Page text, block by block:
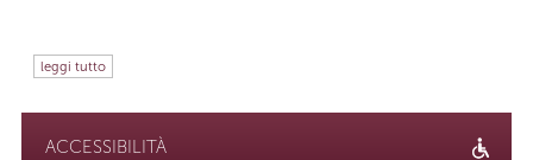
leggi tutto
ACCESSIBILITÀ